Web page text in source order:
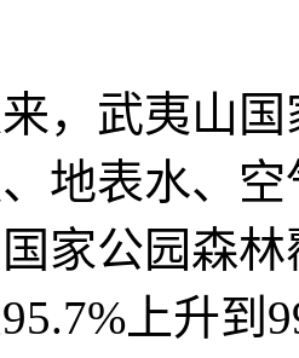
武夷山国
地表水、
家公园森
上升到